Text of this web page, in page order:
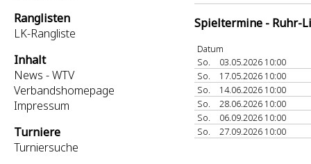
Ranglisten
LK-Rangliste
Inhalt
News - WTV
Verbandshomepage
Impressum
Turniere
Turniersuche
Spieltermine - Ruhr-
Datum
So.
03.05.2026 10:00
So.
17.05.2026 10:00
So.
14.06.2026 10:00
So.
28.06.2026 10:00
So.
06.09.2026 10:00
So.
27.09.2026 10:00